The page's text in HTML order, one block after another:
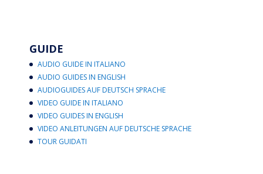
GUIDE
AUDIO GUIDE IN ITALIANO
AUDIO GUIDES IN ENGLISH
AUDIOGUIDES AUF DEUTSCH SPRACHE
VIDEO GUIDE IN ITALIANO
VIDEO GUIDES IN ENGLISH
VIDEO ANLEITUNGEN AUF DEUTSCHE SPRACHE
TOUR GUIDATI